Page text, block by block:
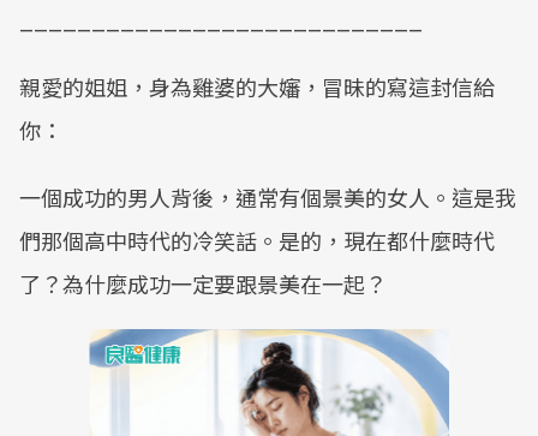
親愛的姐姐，身為雞婆的大嬸，冒昧的寫這封信給
你：
一個成功的男人背後，通常有個景美的女人。這是我
們那個高中時代的冷笑話。是的，現在都什麼時代
了？為什麼成功一定要跟景美在一起？